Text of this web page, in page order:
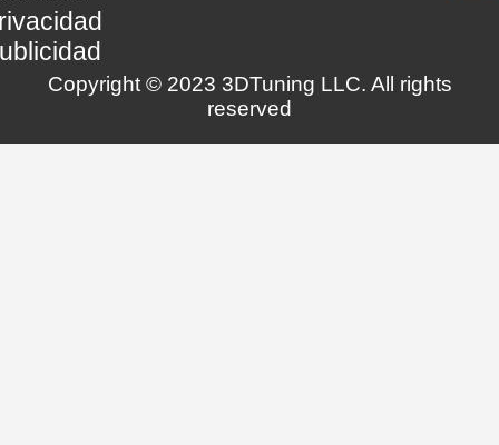
Copyright © 2023 3DTuning LLC. All rights
reserved